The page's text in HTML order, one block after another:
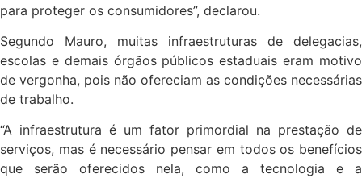
para proteger os consumidores”, declarou.
Segundo Mauro, muitas infraestruturas de delegacias,
escolas e demais órgãos públicos estaduais eram motivo
de vergonha, pois não ofereciam as condições necessárias
de trabalho.
“A infraestrutura é um fator primordial na prestação de
serviços, mas é necessário pensar em todos os benefícios
que serão oferecidos nela, como a tecnologia e a